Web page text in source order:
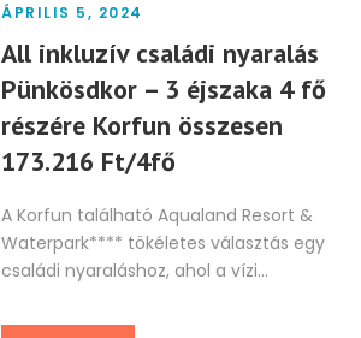
ÁPRILIS 5, 2024
All inkluzív családi nyaralás
Pünkösdkor – 3 éjszaka 4 fő
részére Korfun összesen
173.216 Ft/4fő
A Korfun található Aqualand Resort &
Waterpark**** tökéletes választás egy
családi nyaraláshoz, ahol a vízi...